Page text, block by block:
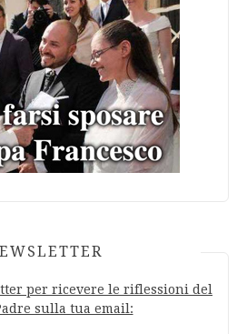
per ricevere le riflessioni del
sulla tua email: